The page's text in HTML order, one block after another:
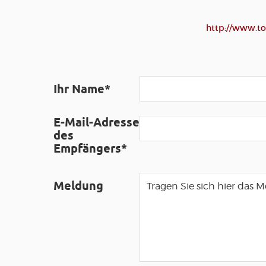
http://
Ihr Name*
E-Mail-Adresse
des
Empfängers*
Meldung